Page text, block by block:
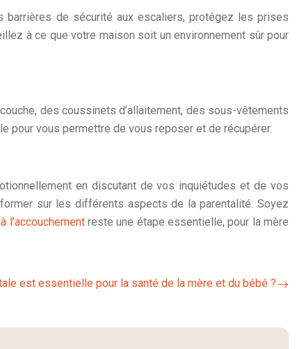
barrières de sécurité aux escaliers, protégez les prises
à ce que votre maison soit un environnement sûr pour
des coussinets d’allaitement, des sous-vêtements
pour vous permettre de vous reposer et de récupérer.
en discutant de vos inquiétudes et de vos
sur les différents aspects de la parentalité. Soyez
l’accouchementreste une étape essentielle, pour la mère
est essentielle pour la santé de la mère et du bébé ?